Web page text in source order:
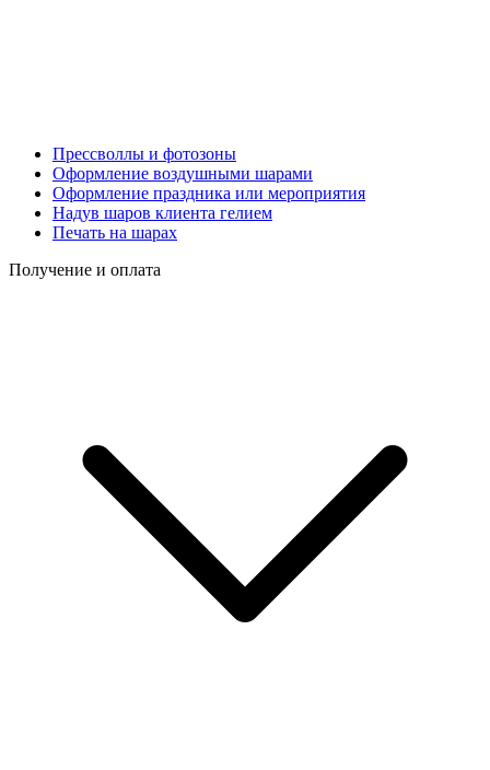
Прессволлы и фотозоны
Оформление воздушными шарами
Оформление праздника или мероприятия
Надув шаров клиента гелием
Печать на шарах
Получение и оплата